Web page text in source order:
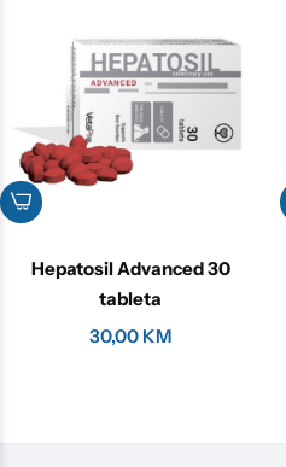
Hepatosil Advanced 30
tableta
30,00 KM